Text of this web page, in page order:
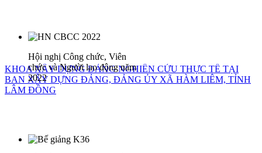
KHOA XÂY DỰNG ĐẢNG NGHIÊN CỨU THỰC TẾ TẠI
BAN XÂY DỰNG ĐẢNG, ĐẢNG ỦY XÃ HÀM LIÊM, TỈNH
LÂM ĐỒNG
Hội nghị Công chức, Viên
chức và Người lao động năm
2022